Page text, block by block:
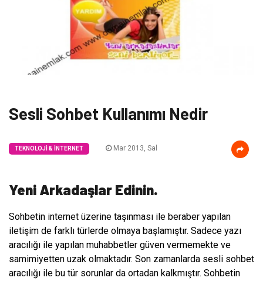
Sesli Sohbet Kullanımı Nedir
TEKNOLOJI & İNTERNET Mar 2013, Sal
Yeni Arkadaşlar Edinin.
Sohbetin internet üzerine taşınması ile beraber yapılan
iletişim de farklı türlerde olmaya başlamıştır. Sadece yazı
aracılığı ile yapılan muhabbetler güven vermemekte ve
samimiyetten uzak olmaktadır. Son zamanlarda sesli sohbet
aracılığı ile bu tür sorunlar da ortadan kalkmıştır. Sohbetin